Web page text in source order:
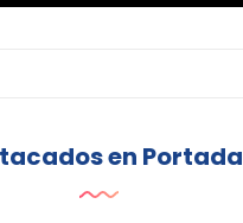
en Portada